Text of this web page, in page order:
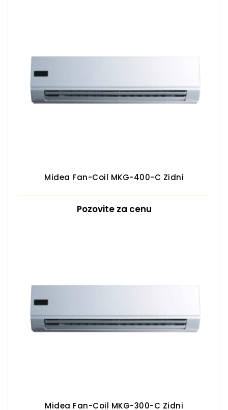
Midea Fan-Coil MKG-400-C Zidni
Pozovite za cenu
Midea Fan-Coil MKG-300-C Zidni